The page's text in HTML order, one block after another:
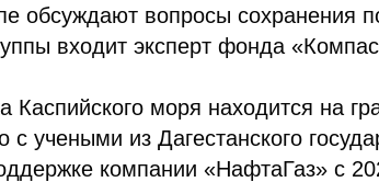
обсуждают вопросы сохранения
входит эксперт фонда
Каспийского моря находится на
учеными из Дагестанского
компании «НафтаГаз» с